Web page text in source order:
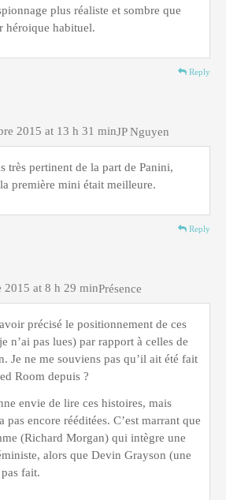
plus réaliste et sombre que
héroique habituel.
Reply
JP Nguyen
2015 at 13 h 31 min
très pertinent de la part de Panini,
première mini était meilleure.
Reply
Présence
2015 at 8 h 29 min
précisé le positionnement de ces
n’ai pas lues) par rapport à celles de
Je ne me souviens pas qu’il ait été fait
Room depuis ?
envie de lire ces histoires, mais
pas encore rééditées. C’est marrant que
(Richard Morgan) qui intègre une
alors que Devin Grayson (une
fait.